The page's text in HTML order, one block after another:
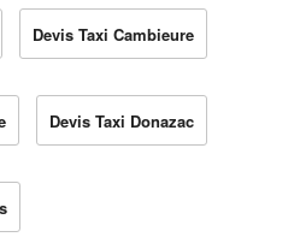
Devis Taxi Cambieure
Devis Taxi Donazac